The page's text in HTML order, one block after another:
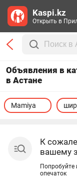
Объявления в
в Астане
Mamiya
К
вашему
Попробуйте
опечаток
Kaspi.kz
Открыть в